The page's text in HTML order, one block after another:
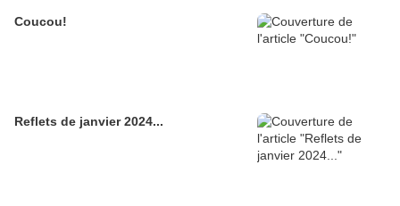
Coucou!
Reflets de janvier 2024...